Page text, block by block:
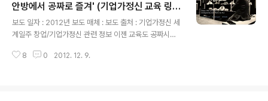
월,16:00~19:00)KT&G 상상유니브 아뜰리에 서울(서대
문역, 충정로역 근처) (Add Budher to your Linked-in
/ Facebook) 기업가정신 세계일주 [World Entrepren
안방에서 공짜로 즐겨' (기업가정신 교육 링
크) - 기업가정신 세계일주
보도 일자 : 2012년 보도 매체 : 보도 출처 : 기업가정신 세
계일주 창업/기업가정신 관련 정보 이젠 교육도 공짜시대
이제는 공짜로 들을 수 있는 시대가 열렸다. 세계 유명한 대
8 0 2012. 12. 9.